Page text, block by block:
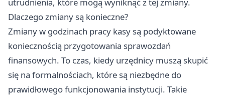
Dlaczego zmiany są konieczne?
Zmiany w godzinach pracy kasy są podyktowane
koniecznością przygotowania sprawozdań
finansowych. To czas, kiedy urzędnicy muszą skupić
się na formalnościach, które są niezbędne do
prawidłowego funkcjonowania instytucji. Takie